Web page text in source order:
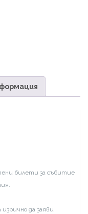
билети за събитие
да заяви